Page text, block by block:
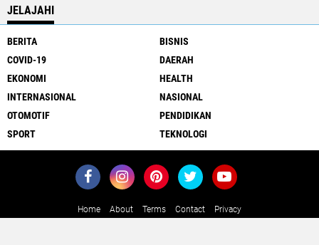
JELAJAHI
BERITA
BISNIS
COVID-19
DAERAH
EKONOMI
HEALTH
INTERNASIONAL
NASIONAL
OTOMOTIF
PENDIDIKAN
SPORT
TEKNOLOGI
Home About Terms Contact
Privacy